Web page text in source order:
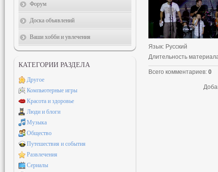
Язык: Русский
Длительность
Всего комментариев: 0
Форум
Доска объявлений
Ваши хобби и увлечения
КАТЕГОРИИ РАЗДЕЛА
Другое
Компьютерные игры
Красота и здоровье
Люди и блоги
Музыка
Общество
Путешествия и события
Развлечения
Сериалы